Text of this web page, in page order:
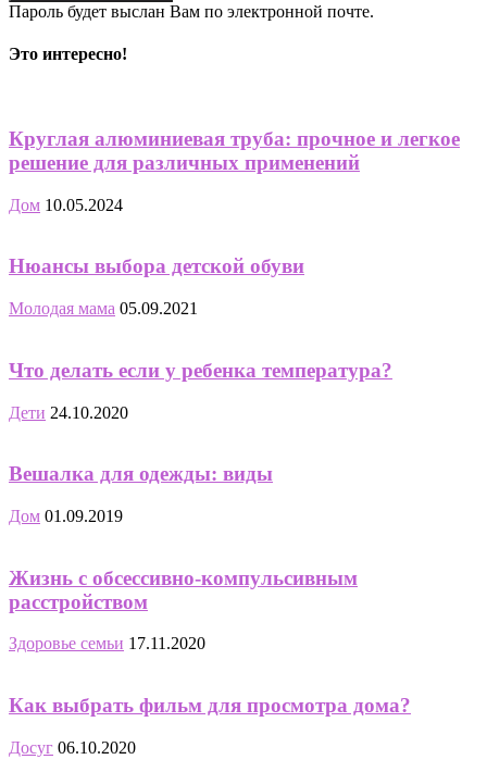
Пароль будет выслан Вам по электронной почте.
Это интересно!
Круглая алюминиевая труба: прочное и легкое
решение для различных применений
Дом 10.05.2024
Нюансы выбора детской обуви
Молодая мама 05.09.2021
Что делать если у ребенка температура?
Дети 24.10.2020
Вешалка для одежды: виды
Дом 01.09.2019
Жизнь с обсессивно-компульсивным
расстройством
Здоровье семьи 17.11.2020
Как выбрать фильм для просмотра дома?
Досуг 06.10.2020